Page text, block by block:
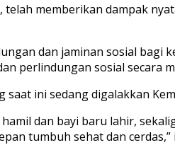
memberikan dampak
dan jaminan sosial bagi
perlindungan sosial secara
ini sedang digalakkan
dan bayi baru lahir,
tumbuh sehat dan cerdas,”